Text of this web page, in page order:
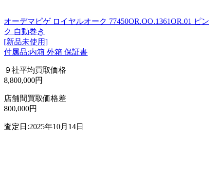
オーデマピゲ ロイヤルオーク 77450OR.OO.1361OR.01 ピン
ク 自動巻き
[新品未使用]
付属品:内箱 外箱 保証書
９社平均買取価格
8,800,000円
店舗間買取価格差
800,000円
査定日:2025年10月14日